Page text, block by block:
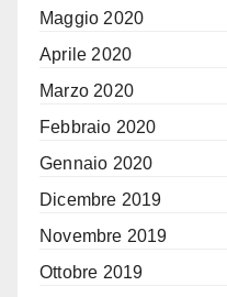
Maggio 2020
Aprile 2020
Marzo 2020
Febbraio 2020
Gennaio 2020
Dicembre 2019
Novembre 2019
Ottobre 2019